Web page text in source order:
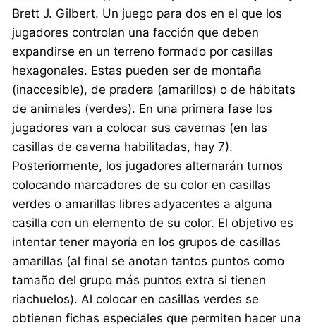
Brett J. Gilbert. Un juego para dos en el que los
jugadores controlan una facción que deben
expandirse en un terreno formado por casillas
hexagonales. Estas pueden ser de montaña
(inaccesible), de pradera (amarillos) o de hábitats
de animales (verdes). En una primera fase los
jugadores van a colocar sus cavernas (en las
casillas de caverna habilitadas, hay 7).
Posteriormente, los jugadores alternarán turnos
colocando marcadores de su color en casillas
verdes o amarillas libres adyacentes a alguna
casilla con un elemento de su color. El objetivo es
intentar tener mayoría en los grupos de casillas
amarillas (al final se anotan tantos puntos como
tamaño del grupo más puntos extra si tienen
riachuelos). Al colocar en casillas verdes se
obtienen fichas especiales que permiten hacer una